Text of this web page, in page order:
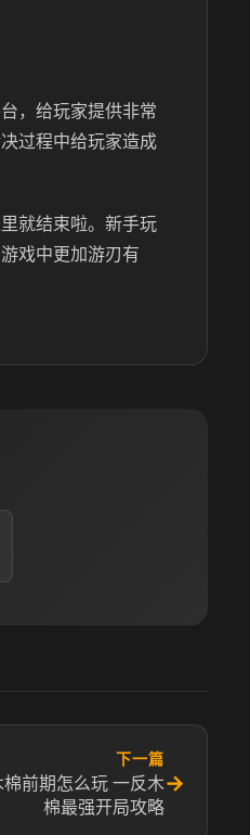
，给玩家提供非常
过程中给玩家造成
就结束啦。新手玩
戏中更加游刃有
下一篇
前期怎么玩 一反木
棉最强开局攻略
→